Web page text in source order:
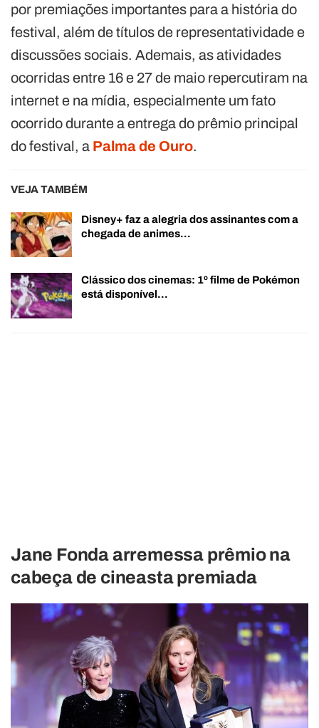
por premiações importantes para a história do
festival, além de títulos de representatividade e
discussões sociais. Ademais, as atividades
ocorridas entre 16 e 27 de maio repercutiram na
internet e na mídia, especialmente um fato
ocorrido durante a entrega do prêmio principal
do festival, a Palma de Ouro.
VEJA TAMBÉM
Disney+ faz a alegria dos assinantes com a
chegada de animes…
Clássico dos cinemas: 1º filme de Pokémon
está disponível…
Jane Fonda arremessa prêmio na
cabeça de cineasta premiada